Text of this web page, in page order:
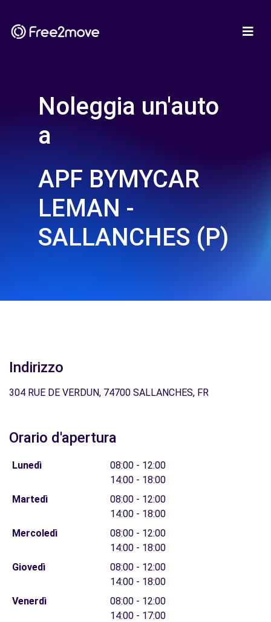
Noleggia un'auto
a
APF BYMYCAR
LEMAN -
SALLANCHES (P)
Indirizzo
304 RUE DE VERDUN, 74700 SALLANCHES, FR
Orario d'apertura
Lunedì
08:00 - 12:00
14:00 - 18:00
Martedì
08:00 - 12:00
14:00 - 18:00
Mercoledì
08:00 - 12:00
14:00 - 18:00
Giovedì
08:00 - 12:00
14:00 - 18:00
Venerdì
08:00 - 12:00
14:00 - 17:00